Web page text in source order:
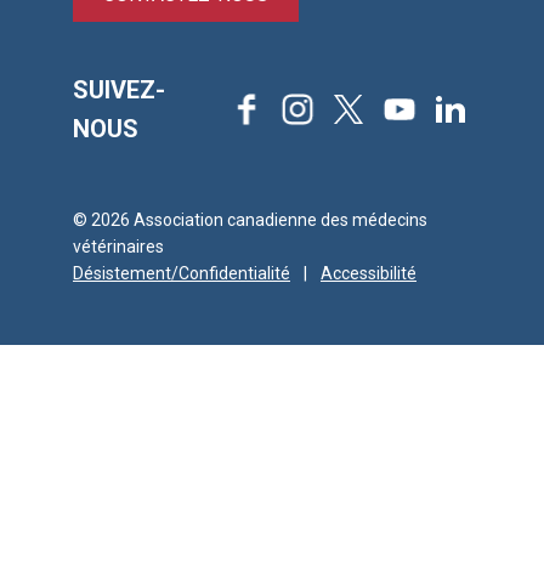
SUIVEZ-
NOUS
FacebookInstagram
X YoutubeLinkedIn
© 2026 Association canadienne des médecins
vétérinaires
Désistement/Confidentialité
Accessibilité